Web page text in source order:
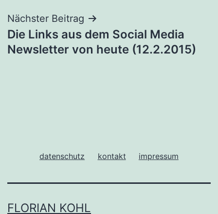
Nächster Beitrag
Die Links aus dem Social Media
Newsletter von heute (12.2.2015)
datenschutz kontakt impressum
FLORIAN KOHL